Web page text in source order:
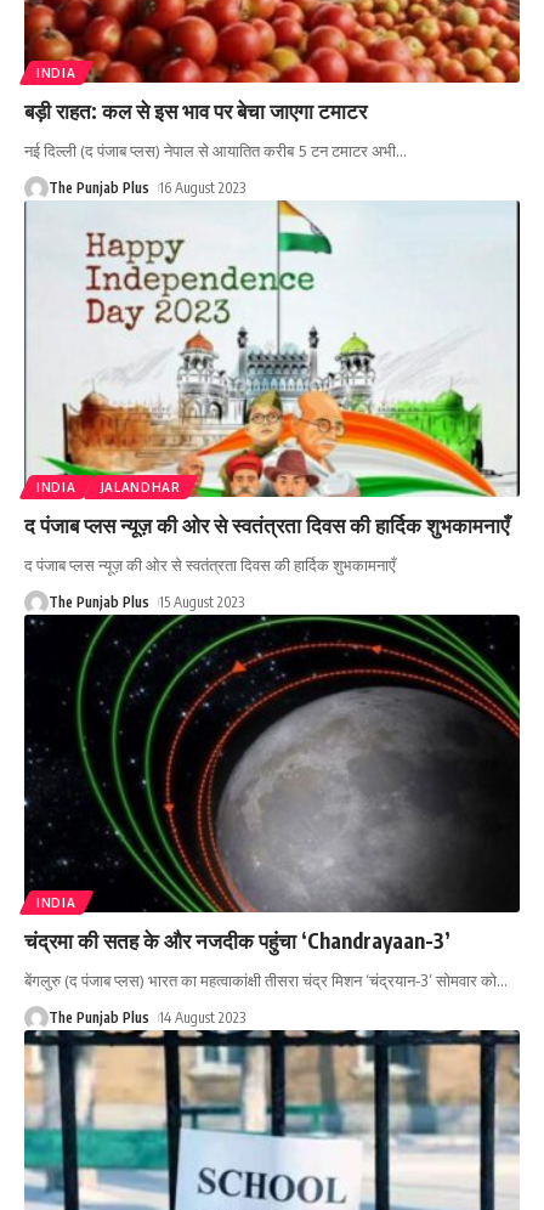
INDIA
बड़ी राहत: कल से इस भाव पर बेचा जाएगा टमाटर
नई दिल्ली (द पंजाब प्लस) नेपाल से आयातित करीब 5 टन टमाटर अभी…
The Punjab Plus 16 August 2023
INDIA JALANDHAR
द पंजाब प्लस न्यूज़ की ओर से स्वतंत्रता दिवस की हार्दिक शुभकामनाएँ
द पंजाब प्लस न्यूज़ की ओर से स्वतंत्रता दिवस की हार्दिक शुभकामनाएँ
The Punjab Plus 15 August 2023
INDIA
चंद्रमा की सतह के और नजदीक पहुंचा ‘Chandrayaan-3’
बेंगलुरु (द पंजाब प्लस) भारत का महत्वाकांक्षी तीसरा चंद्र मिशन ‘चंद्रयान-3’ सोमवार को…
The Punjab Plus 14 August 2023